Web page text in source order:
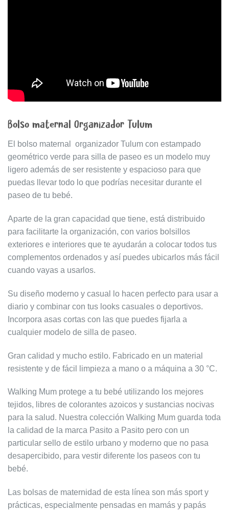
Bolso maternal Organizador Tulum
El bolso maternal organizador Tulum con estampado
geométrico verde para silla de paseo es un modelo muy
ligero además de ser resistente y espacioso para que
puedas llevar todo lo que podrías necesitar durante el
paseo de tu bebé.
Aparte de la gran capacidad que tiene, está distribuido
para facilitarte la organización, con varios bolsillos
exteriores e interiores que te ayudarán a colocar todos tus
complementos ordenados y así puedes ubicarlos más fácil
cuando vayas a usarlos.
Su diseño moderno y casual lo hacen perfecto para usar a
diario y combinar con tus looks casuales o deportivos.
Incorpora asas cortas con las que puedes fijarla a
cualquier modelo de silla de paseo.
Gran calidad y mucho estilo. Fabricado en un material
resistente y de fácil limpieza a mano o a máquina a 30 °C.
Walking Mum protege a tu bebé utilizando los mejores
tejidos, libres de colorantes azoicos y sustancias nocivas
para la salud. Nuestra colección Walking Mum guarda toda
la calidad de la marca Pasito a Pasito pero con un
particular sello de estilo urbano y moderno que no pasa
desapercibido, para vestir diferente los paseos con tu
bebé.
Las bolsas de maternidad de esta línea son más sport y
prácticas, especialmente pensadas en mamás y papás